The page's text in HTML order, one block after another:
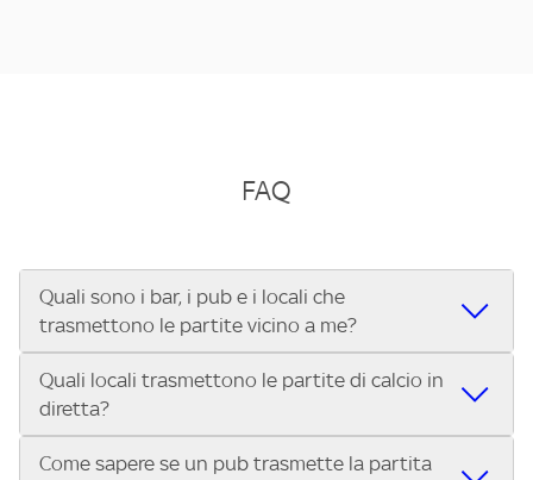
FAQ
Quali sono i bar, i pub e i locali che
trasmettono le partite vicino a me?
Se cerchi un bar, pub, ristorante o locale vicino a te per
vedere le partite di Serie A ENILIVE, la Serie C Sky Wifi, la
UEFA Champions League, la UEFA Europa League, la UEFA
Conference League, il Tennis, la Formula 1®, la MotoGP™ e
Quali locali trasmettono le partite di calcio in
diretta?
Vuoi sapere quali bar, pub o ristoranti mostrano le partite
Come sapere se un pub trasmette la partita